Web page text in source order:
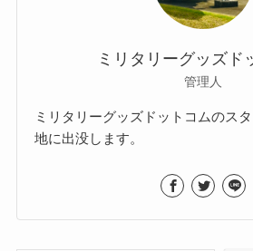
ミリタリーグッズド
管理人
ミリタリーグッズドットコムのス
地に出没します。